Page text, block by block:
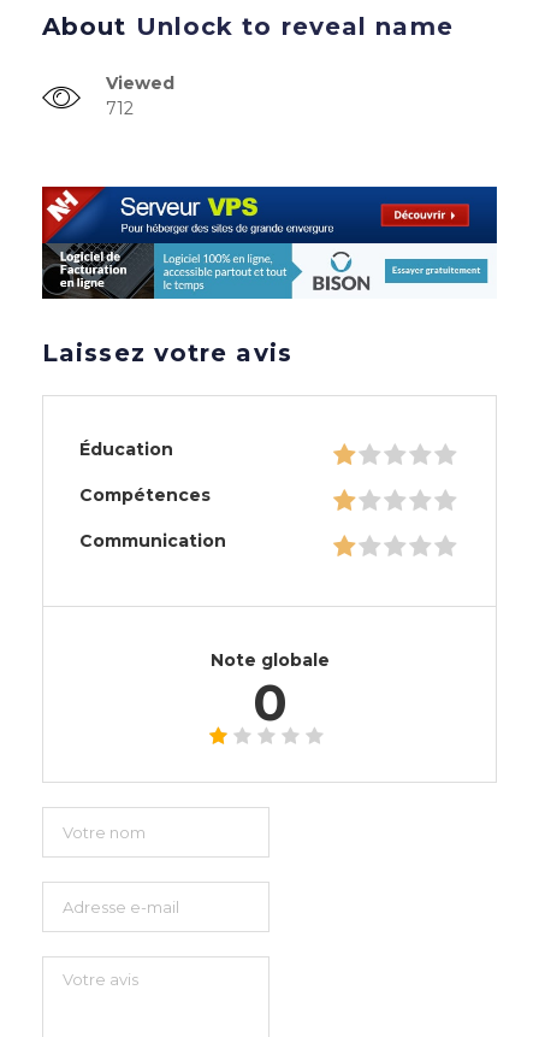
About Unlock to reveal name
Viewed
712
Laissez votre avis
Éducation
Compétences
Communication
Note globale
0